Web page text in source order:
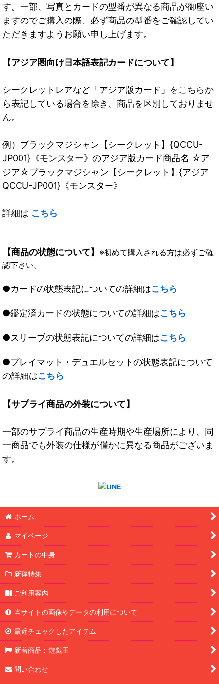
す。一部、写真とカードの型番が異なる商品が御座い
ますのでご購入の際、必ず商品の型番をご確認してい
ただきますようお願い申し上げます。
【アジア圏向け日本語表記カードについて】
シークレットレアなど「アジア版カード」をこちらか
ら表記している場合を除き、商品を区別しておりませ
ん。
例）ブラックマジシャン【シークレット】{QCCU-
JP001}《モンスター》のアジア版カード商品名 ☆ア
ジア☆ブラックマジシャン【シークレット】{アジア
QCCU-JP001}《モンスター》
詳細は こちら
【商品の状態について】 ※初めて購入される方は必ずご確
認下さい。
●カードの状態表記についての詳細はこちら
●鑑定済カードの状態についての詳細はこちら
●スリーブの状態表記についての詳細はこちら
●プレイマット・デュエルセットの状態表記について
の詳細はこちら
【サプライ商品の外装について】
一部のサプライ商品の生産時期や生産場所により、同
一商品でも外装の仕様が僅かに異なる商品がございま
す。
ホーム
マイページ
カートの中身
新弾特集
ご利用案内
当サイトの画像やデータの利用について
最近チェックしたアイテム
新着商品：遊戯王
問い合わせ